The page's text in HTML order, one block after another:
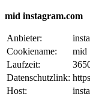
mid instagram.com
Anbieter:
Cookiename:
mid
Laufzeit:
Datenschutzlink:
Host: